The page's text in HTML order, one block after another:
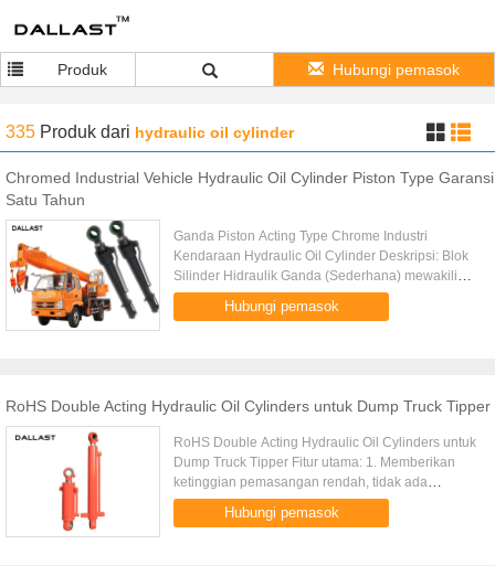
Produk Hubungi pemasok
335 Produk dari hydraulic oil cylinder
Chromed Industrial Vehicle Hydraulic Oil Cylinder Piston Type Garansi
Satu Tahun
Ganda Piston Acting Type Chrome Industri
Kendaraan Hydraulic Oil Cylinder Deskripsi: Blok
Silinder Hidraulik Ganda (Sederhana) mewakili
versi sederhana dari silinder hidraulik kerja ganda,
yang dikembangkan ...
Hubungi pemasok
RoHS Double Acting Hydraulic Oil Cylinders untuk Dump Truck Tipper
RoHS Double Acting Hydraulic Oil Cylinders untuk
Dump Truck Tipper Fitur utama: 1. Memberikan
ketinggian pemasangan rendah, tidak ada
perubahan tubuh crossmembers. 2. Terbuat dari
baja kekuatan tinggi khusus ...
Hubungi pemasok